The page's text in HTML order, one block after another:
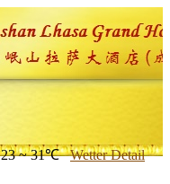
23 ~ 31℃ Wetter Detail